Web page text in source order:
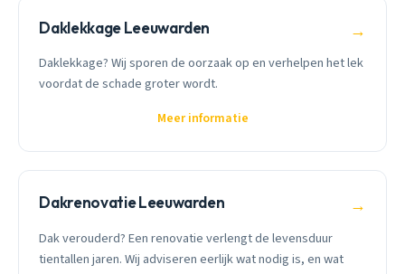
Daklekkage Leeuwarden →
Daklekkage? Wij sporen de oorzaak op en verhelpen het lek
voordat de schade groter wordt.
Meer informatie
Dakrenovatie Leeuwarden →
Dak verouderd? Een renovatie verlengt de levensduur
tientallen jaren. Wij adviseren eerlijk wat nodig is, en wat